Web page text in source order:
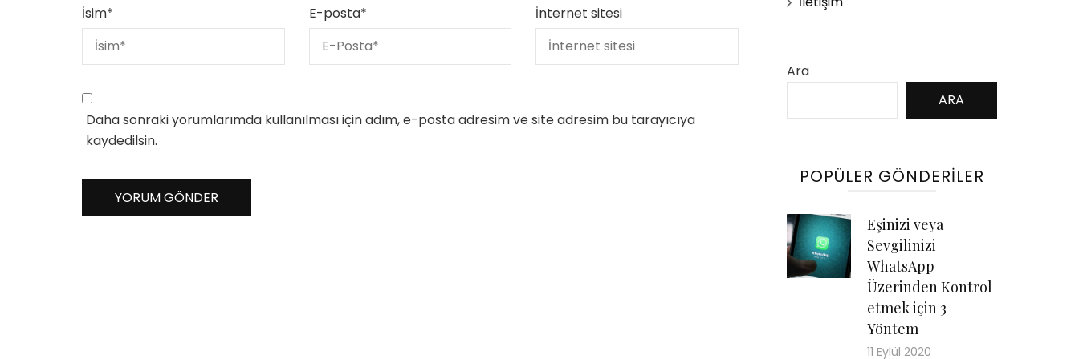
İsim* E-posta* İnternet sitesi
Daha sonraki yorumlarımda kullanılması için adım, e-posta adresim ve site adresim bu tarayıcıya
kaydedilsin.
Ara
ARA
POPÜLER GÖNDERILER
Eşinizi veya
Sevgilinizi
WhatsApp
Üzerinden Kontrol
etmek için 3
Yöntem
11 Eylül 2020